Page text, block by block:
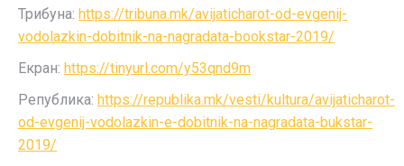
Трибуна: https://tribuna.mk/avijaticharot-od-evgenij-
vodolazkin-dobitnik-na-nagradata-bookstar-2019/
Екран: https://tinyurl.com/y53qnd9m
Република: https://republika.mk/vesti/kultura/avijaticharot-
od-evgenij-vodolazkin-e-dobitnik-na-nagradata-bukstar-
2019/